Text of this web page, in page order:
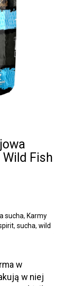
Fish
sucha, Karmy
, sucha, wild
w
w niej